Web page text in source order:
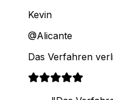
Kevin
@Alicante
Das Verfahren